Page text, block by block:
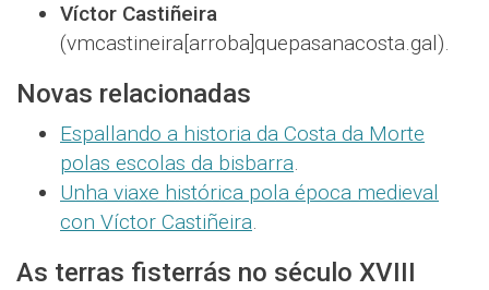
Víctor Castiñeira
(vmcastineira[arroba]quepasanacosta.gal).
Novas relacionadas
Espallando a historia da Costa da Morte
polas escolas da bisbarra.
Unha viaxe histórica pola época medieval
con Víctor Castiñeira.
As terras fisterrás no século XVIII